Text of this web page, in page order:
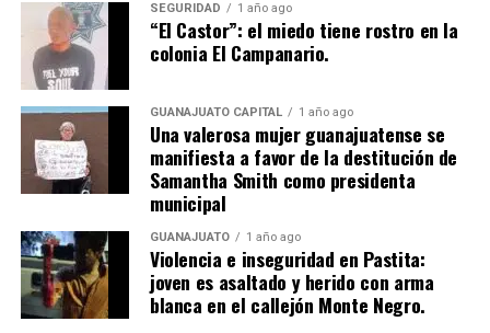
SEGURIDAD 1 año ago
“El Castor”: el miedo tiene rostro en la
colonia El Campanario.
GUANAJUATO CAPITAL 1 año ago
Una valerosa mujer guanajuatense se
manifiesta a favor de la destitución de
Samantha Smith como presidenta
municipal
GUANAJUATO 1 año ago
Violencia e inseguridad en Pastita:
joven es asaltado y herido con arma
blanca en el callejón Monte Negro.